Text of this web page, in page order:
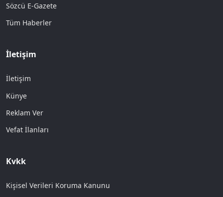
Sözcü E-Gazete
Tüm Haberler
İletişim
İletişim
Künye
Reklam Ver
Vefat İlanları
Kvkk
Kişisel Verileri Koruma Kanunu